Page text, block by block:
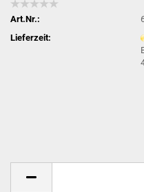
Art.Nr.:
Lieferzeit: